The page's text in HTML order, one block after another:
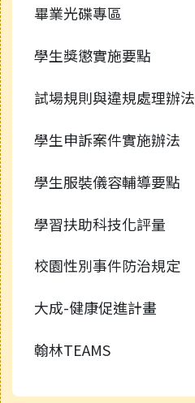
畢業光碟專區
學生獎懲實施要點
試場規則與違規處理辦法
學生申訴案件實施辦法
學生服裝儀容輔導要點
學習扶助科技化評量
校園性別事件防治規定
大成-健康促進計畫
翰林TEAMS